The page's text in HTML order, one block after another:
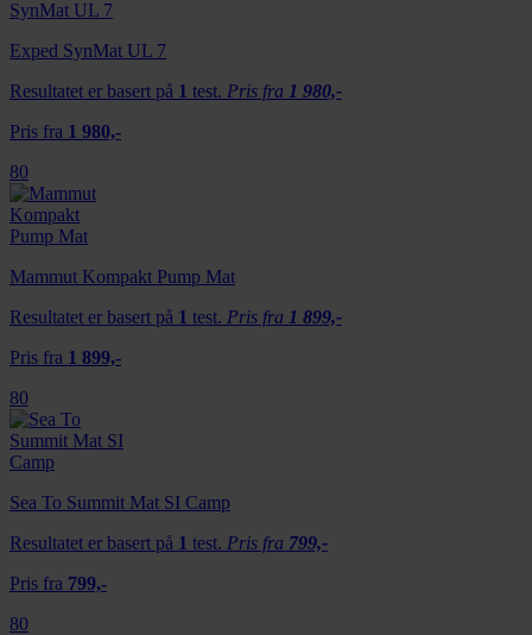
Exped SynMat UL 7
Resultatet er basert på 1 test. Pris fra 1 980,-
Pris fra 1 980,-
80
Mammut Kompakt Pump Mat
Resultatet er basert på 1 test. Pris fra 1 899,-
Pris fra 1 899,-
80
Sea To Summit Mat SI Camp
Resultatet er basert på 1 test. Pris fra 799,-
Pris fra 799,-
80